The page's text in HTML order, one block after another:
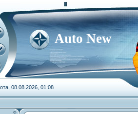
Auto New
08.08.2026, 01:08